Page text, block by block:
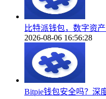
比特派钱包，数字资
2026-08-06 16:56:28
Bitpie钱包安全吗？深